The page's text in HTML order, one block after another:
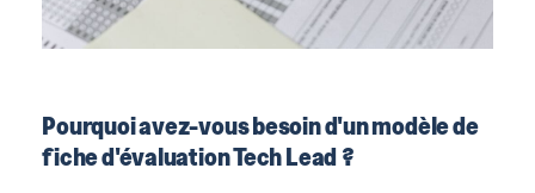
Pourquoi avez-vous besoin d'un modèle de
fiche d'évaluation Tech Lead ?